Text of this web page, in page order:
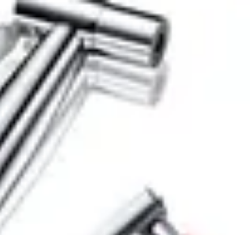
Ressources et OutilsTechniques de
la RésilienceRésilience Familiale